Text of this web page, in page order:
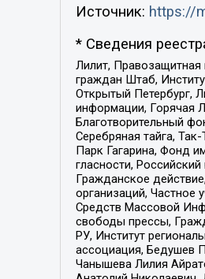
Источник: https://
* Сведения
Лилит,
граждан Штаб,
Открытый Петербург,
информации, Горячая
Благотворительный
Серебряная тайга,
Парк Гагарина, Фонд
гласности,
Гражданское
организаций, Частное
Средств Массовой
свободы прессы,
РУ, Институт
ассоциация, Бедушев
Чанышева Лилия